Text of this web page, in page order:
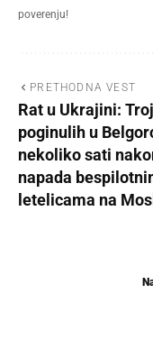
poverenju!
PRETHODNA VEST
Rat u Ukrajini:
poginulih u
nekoliko sati
napada
letelicama na